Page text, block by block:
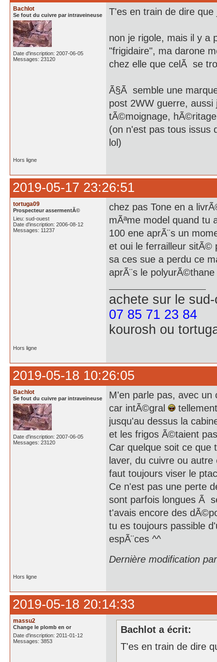
Bachlot
Se fout du cuivre par intraveineuse
Date d'inscription: 2007-06-05
Messages: 23120
T'es en train de dire que
non je rigole, mais il y a
"frigidaire", ma darone
chez elle que celÃ se
Ã§Ã semble une
post 2WW guerre,
tÃ©moignage,
(on n'est pas tous issus
lol)
Hors ligne
2019-05-17 23:26:51
tortuga09
Prospecteur assermentÃ©
Lieu: sud-ouest
Date d'inscription: 2006-08-12
Messages: 11237
chez pas Tone en a
mÃªme model quand tu
100 ene aprÃ¨s un
et oui le ferrailleur sitÃ©
sa ces sue a perdu ce
aprÃ¨s le
achete sur le
07 85 71 23 84
kourosh ou
Hors ligne
2019-05-18 10:26:05
Bachlot
Se fout du cuivre par intraveineuse
Date d'inscription: 2007-06-05
Messages: 23120
M'en parle pas, avec un
car intÃ©gral
jusqu'au dessus la
et les frigos Ã©taient
Car quelque soit ce
laver, du cuivre ou
faut toujours viser le
Ce n'est pas une perte
sont parfois longues Ã
t'avais encore des
tu es toujours passible
espÃ¨ces ^^
Dernière modification
Hors ligne
2019-05-18 20:14:33
massu2
Change le plomb en or
Date d'inscription: 2011-01-12
Messages: 3853
Bachlot a écrit:
T'es en train de dire